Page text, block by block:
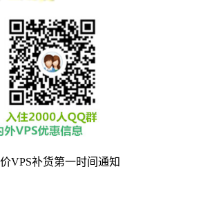
VPS补货第一时间通知